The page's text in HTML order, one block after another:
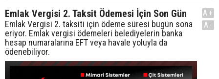
Emlak Vergisi 2. Taksit Ödemesi İçin Son Gün
Emlak Vergisi 2. taksiti için ödeme süresi bugün sona
eriyor. Emlak vergisi ödemeleri belediyelerin banka
hesap numaralarına EFT veya havale yoluyla da
ödenebiliyor.
A+
A-